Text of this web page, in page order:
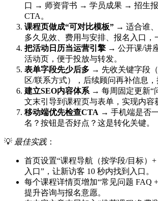
口 → 师资背书 → 学员成果 → 招生
CTA。
课程页做成“可对比模板” → 适合谁、
多久见效、费用与安排、报名入口，
把活动日历当运营引擎 → 公开课/讲
活动页，便于投放与转发。
表单字段先少后多 → 先收关键字段
区/联系方式），后续顾问再补信息，
建立SEO内容体系→ 每周固定更新“
文末引导到课程页与表单，实现内容
移动端优先检查CTA → 手机端是否
名？按钮是否好点？这是转化关键。
💡 最佳实践：
首页设置“课程导航（按学段/目标）
入口”，让新访客 10 秒内找到入口。
每个课程详情页增加“常见问题 FAQ
提升咨询与报名意愿。